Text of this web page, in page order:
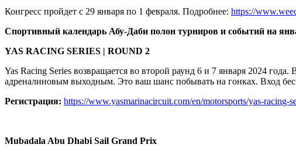
Конгресс пройдет с 29 января по 1 февраля. Подробнее: https://
Спортивный календарь Абу-Даби полон турниров и событий на
YAS RACING SERIES | ROUND 2
Yas Racing Series возвращается во второй раунд 6 и 7 января 2024
адреналиновым выходным. Это ваш шанс побывать на гонках. Вход
Регистрация: https://www.yasmarinacircuit.com/en/motorsports/yas-racing-
Mubadala Abu Dhabi Sail Grand Prix